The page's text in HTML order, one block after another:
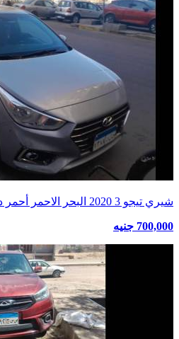
شيري تيجو 3 2020 البحر الاحمر أحمر داكن
700,000 جنيه